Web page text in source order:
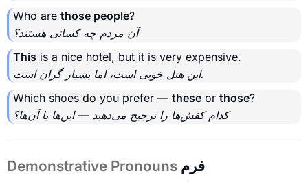
Who are those people?
آن مردم چه کسانی هستند؟
This is a nice hotel, but it is very expensive.
این هتل خوبی است، اما بسیار گران است.
Which shoes do you prefer — these or those?
کدام کفش‌ها را ترجیح می‌دهید — این‌ها یا آن‌ها؟
Demonstrative Pronouns فرم